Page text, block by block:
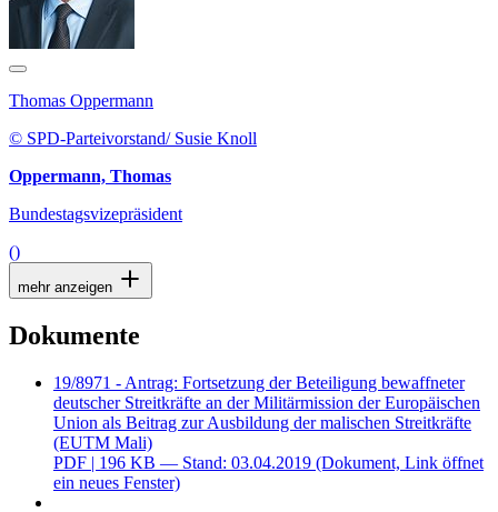
Thomas Oppermann
© SPD-Parteivorstand/ Susie Knoll
Oppermann, Thomas
Bundestagsvizepräsident
()
mehr anzeigen
Dokumente
19/8971 - Antrag: Fortsetzung der Beteiligung bewaffneter
deutscher Streitkräfte an der Militärmission der Europäischen
Union als Beitrag zur Ausbildung der malischen Streitkräfte
(EUTM Mali)
PDF | 196 KB — Stand: 03.04.2019 (Dokument, Link öffnet
ein neues Fenster)